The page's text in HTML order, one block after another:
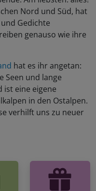
Nord und Süd, hat
Gedichte
genauso wie ihre
hat es ihr angetan:
Seen und lange
ist eine eigene
in den Ostalpen.
verhilft uns zu neuer